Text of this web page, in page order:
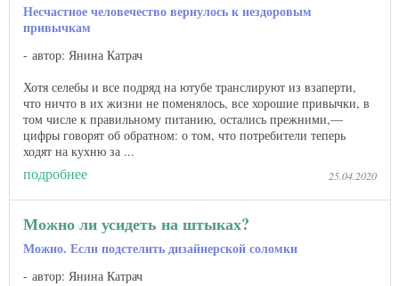
Несчастное человечество вернулось к нездоровым
привычкам
автор: Янина Катрач
Хотя селебы и все подряд на ютубе транслируют из взаперти,
что ничто в их жизни не поменялось, все хорошие привычки, в
том числе к правильному питанию, остались прежними,—
цифры говорят об обратном: о том, что потребители теперь
ходят на кухню за ...
подробнее 25.04.2020
Можно ли усидеть на штыках?
Можно. Если подстелить дизайнерской соломки
автор: Янина Катрач